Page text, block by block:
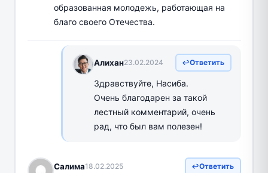
образованная молодежь, работающая на
благо своего Отечества.
Алихан23.02.2024 Ответить
Здравствуйте, Насиба.
Очень благодарен за такой
лестный комментарий, очень
рад, что был вам полезен!
Салима18.02.2025 Ответить